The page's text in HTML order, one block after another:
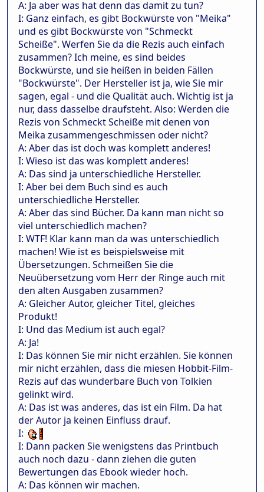
A: Ja aber was hat denn das damit zu tun?
I: Ganz einfach, es gibt Bockwürste von "Meika"
und es gibt Bockwürste von "Schmeckt
Scheiße". Werfen Sie da die Rezis auch einfach
zusammen? Ich meine, es sind beides
Bockwürste, und sie heißen in beiden Fällen
"Bockwürste". Der Hersteller ist ja, wie Sie mir
sagen, egal - und die Qualität auch. Wichtig ist ja
nur, dass dasselbe draufsteht. Also: Werden die
Rezis von Schmeckt Scheiße mit denen von
Meika zusammengeschmissen oder nicht?
A: Aber das ist doch was komplett anderes!
I: Wieso ist das was komplett anderes!
A: Das sind ja unterschiedliche Hersteller.
I: Aber bei dem Buch sind es auch
unterschiedliche Hersteller.
A: Aber das sind Bücher. Da kann man nicht so
viel unterschiedlich machen?
I: WTF! Klar kann man da was unterschiedlich
machen! Wie ist es beispielsweise mit
Übersetzungen. Schmeißen Sie die
Neuübersetzung vom Herr der Ringe auch mit
den alten Ausgaben zusammen?
A: Gleicher Autor, gleicher Titel, gleiches
Produkt!
I: Und das Medium ist auch egal?
A: Ja!
I: Das können Sie mir nicht erzählen. Sie können
mir nicht erzählen, dass die miesen Hobbit-Film-
Rezis auf das wunderbare Buch von Tolkien
gelinkt wird.
A: Das ist was anderes, das ist ein Film. Da hat
der Autor ja keinen Einfluss drauf.
I:
I: Dann packen Sie wenigstens das Printbuch
auch noch dazu - dann ziehen die guten
Bewertungen das Ebook wieder hoch.
A: Das können wir machen.